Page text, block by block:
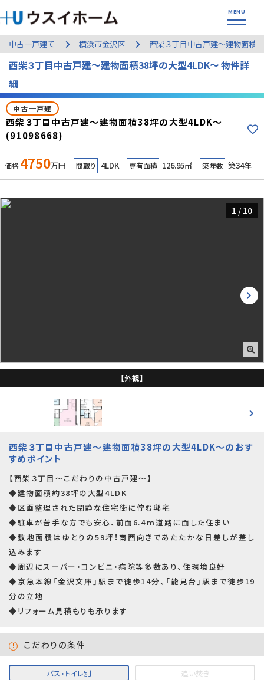
中古一戸建て 横浜市金沢区 西柴３丁目中古戸建～建物面積
西柴３丁目中古戸建～建物面積38坪の大型4LDK～ 物件詳
細
中古一戸建
西柴３丁目中古戸建～建物面積38坪の大型4LDK～
(91098668)
価格 4750万円 間取り 4LDK 専有面積 126.95㎡ 築年数 築34年
【外観】
1 / 10
西柴３丁目中古戸建～建物面積38坪の大型4LDK～のおす
すめポイント
【西柴３丁目～こだわりの中古戸建～】
◆建物面積約38坪の大型4LDK
◆区画整理された閑静な住宅街に佇む邸宅
◆駐車が苦手な方でも安心、前面6.4ｍ道路に面した住まい
◆敷地面積はゆとりの59坪！南西向きであたたかな日差しが差し
込みます
◆周辺にスーパー・コンビニ・病院等多数あり、住環境良好
◆京急本線「金沢文庫」駅まで徒歩14分、「能見台」駅まで徒歩19
分の立地
◆リフォーム見積もりも承ります
こだわりの条件
バス・トイレ別 追い焚き